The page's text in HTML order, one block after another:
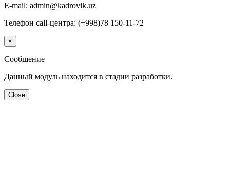
E-mail: admin@kadrovik.uz
Телефон call-центра: (+998)78 150-11-72
×
Сообщение
Данный модуль находится в стадии разработки.
Close